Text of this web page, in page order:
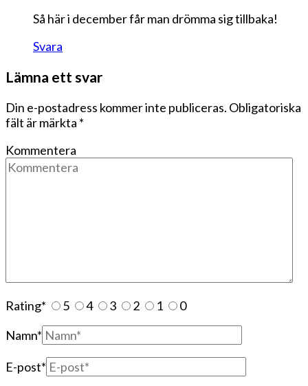
Så här i december får man drömma sig tillbaka!
Svara
Lämna ett svar
Din e-postadress kommer inte publiceras. Obligatoriska
fält är märkta *
Kommentera
Rating* 5 4 3 2 1
0
Namn*
E-post*